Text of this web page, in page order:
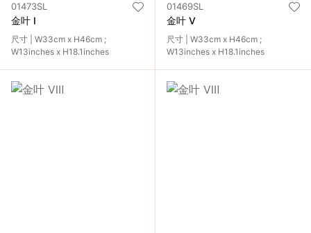
01473SL
金叶 Ⅰ
尺寸 | W33cm x H46cm ;
W13inches x H18.1inches
01469SL
金叶 Ⅴ
尺寸 | W33cm x H46cm ;
W13inches x H18.1inches